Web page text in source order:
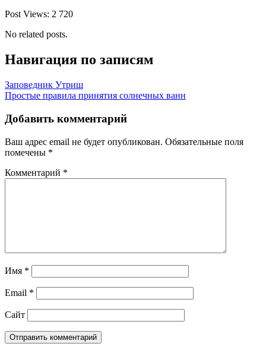
Post Views: 2 720
No related posts.
Навигация по записям
Заповедник Утриш
Простые правила принятия солнечных ванн
Добавить комментарий
Ваш адрес email не будет опубликован. Обязательные поля
помечены *
Комментарий *
Имя *
Email *
Сайт